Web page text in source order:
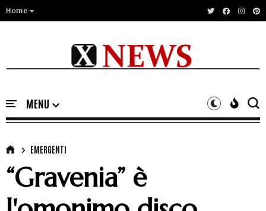
Home
EMERGENTI
“Gravenia” è